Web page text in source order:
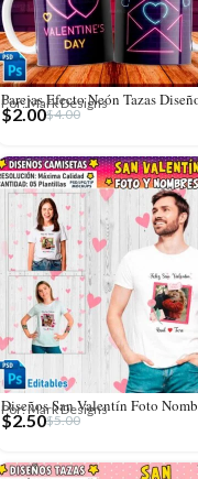
Por: Mark Designs
$4.00
$2.00
Por: Mark Designs
$5.00
$2.50